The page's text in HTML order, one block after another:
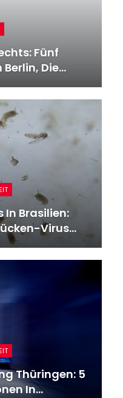
Fünf
Die…
Brasilien:
Virus…
Thüringen: 5
In…